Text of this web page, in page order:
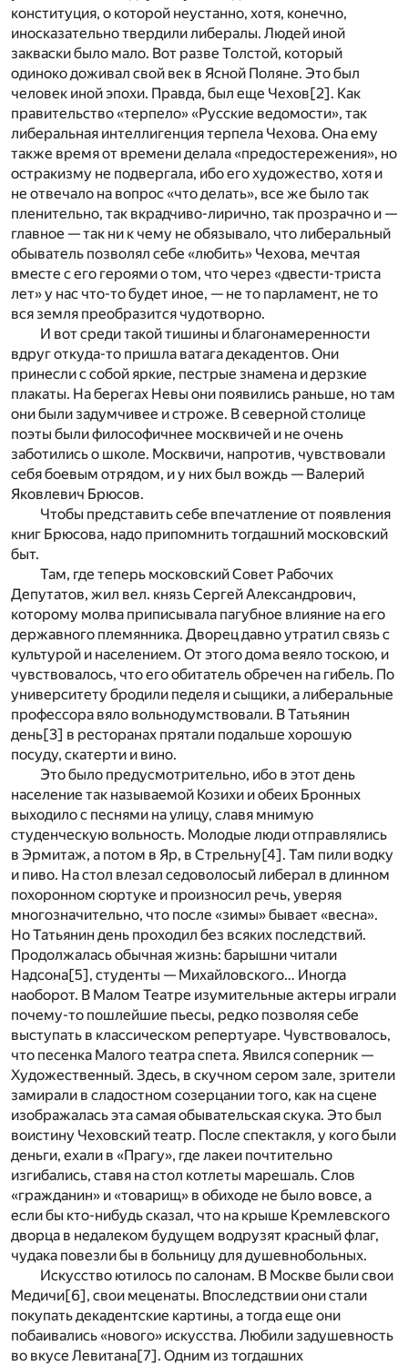
конституция, о которой неустанно, хотя, конечно,
иносказательно твердили либералы. Людей иной
закваски было мало. Вот разве Толстой, который
одиноко доживал свой век в Ясной Поляне. Это был
человек иной эпохи. Правда, был еще Чехов [2] . Как
правительство «терпело» «Русские ведомости», так
либеральная интеллигенция терпела Чехова. Она ему
также время от времени делала «предостережения», но
остракизму не подвергала, ибо его художество, хотя и
не отвечало на вопрос «что делать», все же было так
пленительно, так вкрадчиво-лирично, так прозрачно и —
главное — так ни к чему не обязывало, что либеральный
обыватель позволял себе «любить» Чехова, мечтая
вместе с его героями о том, что через «двести-триста
лет» у нас что-то будет иное, — не то парламент, не то
вся земля преобразится чудотворно.
И вот среди такой тишины и благонамеренности
вдруг откуда-то пришла ватага декадентов. Они
принесли с собой яркие, пестрые знамена и дерзкие
плакаты. На берегах Невы они появились раньше, но там
они были задумчивее и строже. В северной столице
поэты были философичнее москвичей и не очень
заботились о школе. Москвичи, напротив, чувствовали
себя боевым отрядом, и у них был вождь — Валерий
Яковлевич Брюсов.
Чтобы представить себе впечатление от появления
книг Брюсова, надо припомнить тогдашний московский
быт.
Там, где теперь московский Совет Рабочих
Депутатов, жил вел. князь Сергей Александрович,
которому молва приписывала пагубное влияние на его
державного племянника. Дворец давно утратил связь с
культурой и населением. От этого дома веяло тоскою, и
чувствовалось, что его обитатель обречен на гибель. По
университету бродили педеля и сыщики, а либеральные
профессора вяло вольнодумствовали. В Татьянин
день[3] в ресторанах прятали подальше хорошую
посуду, скатерти и вино.
Это было предусмотрительно, ибо в этот день
население так называемой Козихи и обеих Бронных
выходило с песнями на улицу, славя мнимую
студенческую вольность. Молодые люди отправлялись
в Эрмитаж, а потом в Яр, в Стрельну [4] . Там пили водку
и пиво. На стол влезал седоволосый либерал в длинном
похоронном сюртуке и произносил речь, уверяя
многозначительно, что после «зимы» бывает «весна».
Но Татьянин день проходил без всяких последствий.
Продолжалась обычная жизнь: барышни читали
Надсона[5] , студенты — Михайловского… Иногда
наоборот. В Малом Театре изумительные актеры играли
почему-то пошлейшие пьесы, редко позволяя себе
выступать в классическом репертуаре. Чувствовалось,
что песенка Малого театра спета. Явился соперник —
Художественный. Здесь, в скучном сером зале, зрители
замирали в сладостном созерцании того, как на сцене
изображалась эта самая обывательская скука. Это был
воистину Чеховский театр. После спектакля, у кого были
деньги, ехали в «Прагу», где лакеи почтительно
изгибались, ставя на стол котлеты марешаль. Слов
«гражданин» и «товарищ» в обиходе не было вовсе, а
если бы кто-нибудь сказал, что на крыше Кремлевского
дворца в недалеком будущем водрузят красный флаг,
чудака повезли бы в больницу для душевнобольных.
Искусство ютилось по салонам. В Москве были свои
Медичи[6] , свои меценаты. Впоследствии они стали
покупать декадентские картины, а тогда еще они
побаивались «нового» искусства. Любили задушевность
во вкусе Левитана[7] . Одним из тогдашних